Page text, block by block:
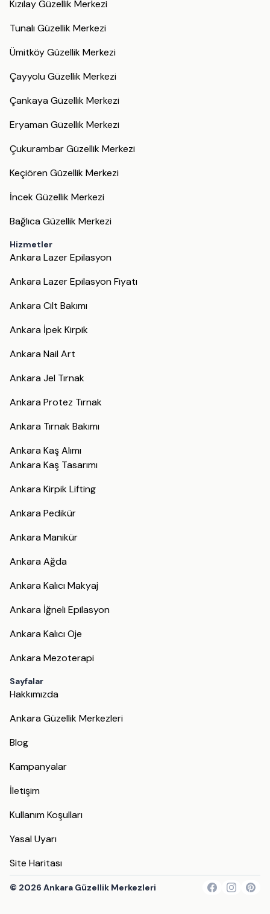
Kızılay Güzellik Merkezi
Tunalı Güzellik Merkezi
Ümitköy Güzellik Merkezi
Çayyolu Güzellik Merkezi
Çankaya Güzellik Merkezi
Eryaman Güzellik Merkezi
Çukurambar Güzellik Merkezi
Keçiören Güzellik Merkezi
İncek Güzellik Merkezi
Bağlıca Güzellik Merkezi
Hizmetler
Ankara Lazer Epilasyon
Ankara Lazer Epilasyon Fiyatı
Ankara Cilt Bakımı
Ankara İpek Kirpik
Ankara Nail Art
Ankara Jel Tırnak
Ankara Protez Tırnak
Ankara Tırnak Bakımı
Ankara Kaş Alımı
Ankara Kaş Tasarımı
Ankara Kirpik Lifting
Ankara Pedikür
Ankara Manikür
Ankara Ağda
Ankara Kalıcı Makyaj
Ankara İğneli Epilasyon
Ankara Kalıcı Oje
Ankara Mezoterapi
Sayfalar
Hakkımızda
Ankara Güzellik Merkezleri
Blog
Kampanyalar
İletişim
Kullanım Koşulları
Yasal Uyarı
Site Haritası
© 2026 Ankara Güzellik Merkezleri